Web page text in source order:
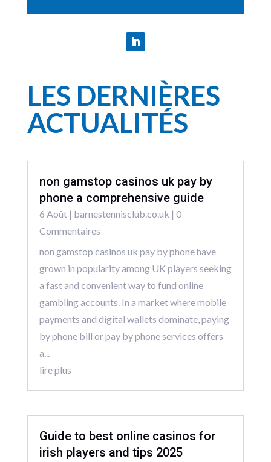
LES DERNIÈRES
ACTUALITÉS
non gamstop casinos uk pay by
phone a comprehensive guide
6 Août| barnestennisclub.co.uk | 0
Commentaires
non gamstop casinos uk pay by phone have
grown in popularity among UK players seeking
a fast and convenient way to fund online
gambling accounts. In a market where mobile
payments and digital wallets dominate, paying
by phone bill or pay by phone services offers
a...
lire plus
Guide to best online casinos for
irish players and tips 2025